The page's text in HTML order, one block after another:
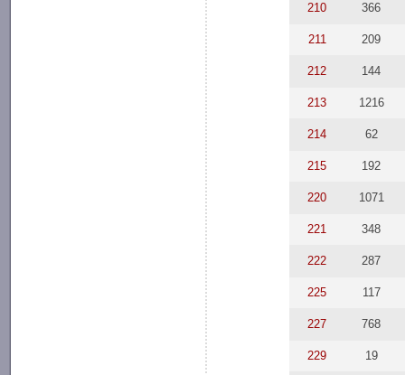
210 366
211 209
212 144
213 1216
214 62
215 192
220 1071
221 348
222 287
225 117
227 768
229 19